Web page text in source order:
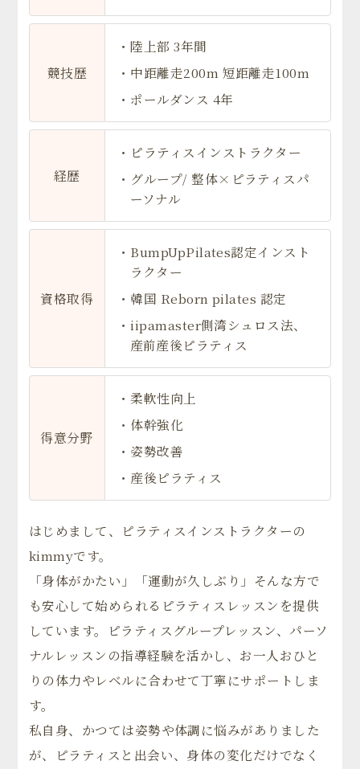
競技歴
・陸上部 3年間
・中距離走200m 短距離走100m
・ポールダンス 4年
経歴
・ピラティスインストラクター
・グループ/ 整体×ピラティスパ
ーソナル
資格取得
・BumpUpPilates認定インスト
ラクター
・韓国 Reborn pilates 認定
・iipamaster側湾シュロス法、
産前産後ピラティス
得意分野
・柔軟性向上
・体幹強化
・姿勢改善
・産後ピラティス
はじめまして、ピラティスインストラクターの
kimmyです。
「身体がかたい」「運動が久しぶり」そんな方で
も安心して始められるピラティスレッスンを提供
しています。ピラティスグループレッスン、パーソ
ナルレッスンの指導経験を活かし、お一人おひと
りの体力やレベルに合わせて丁寧にサポートしま
す。
私自身、かつては姿勢や体調に悩みがありました
が、ピラティスと出会い、身体の変化だけでなく